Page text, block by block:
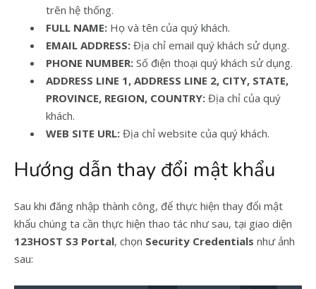
trên hệ thống.
FULL NAME: Họ và tên của quý khách.
EMAIL ADDRESS: Địa chỉ email quý khách sử dụng.
PHONE NUMBER: Số điện thoại quý khách sử dụng.
ADDRESS LINE 1, ADDRESS LINE 2, CITY, STATE,
PROVINCE, REGION, COUNTRY: Địa chỉ của quý
khách.
WEB SITE URL: Địa chỉ website của quý khách.
Hướng dẫn thay đổi mật khẩu
Sau khi đăng nhập thành công, để thực hiện thay đổi mật
khẩu chúng ta cần thực hiện thao tác như sau, tại giao diện
123HOST S3 Portal, chọn Security Credentials như ảnh
sau: